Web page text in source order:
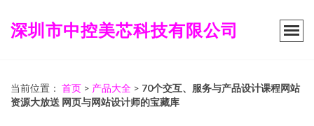
深圳市中控美芯科技有限公司
当前位置： 首页 > 产品大全 > 70个交互、服务与产品设计课程网站
资源大放送 网页与网站设计师的宝藏库